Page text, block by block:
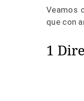
Veamos
que con
1